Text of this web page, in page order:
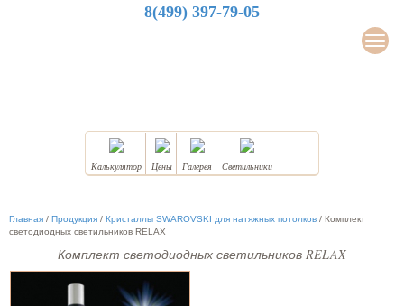
8(499) 397-79-05
Калькулятор Цены Галерея Светильники
Главная / Продукция / Кристаллы SWAROVSKI для натяжных потолков / Комплект
светодиодных светильников RELAX
Комплект светодиодных светильников RELAX